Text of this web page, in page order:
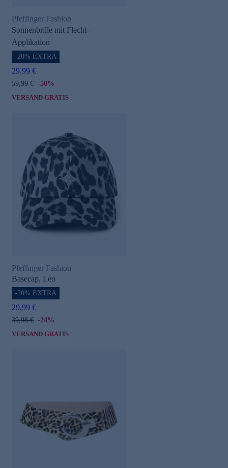
Pfeffinger Fashion
Sonnenbrille mit Flecht-
Applikation
-20% EXTRA
29,99 €
59,99 € -50%
VERSAND GRATIS
Pfeffinger Fashion
Basecap, Leo
-20% EXTRA
29,99 €
39,98 € -24%
VERSAND GRATIS